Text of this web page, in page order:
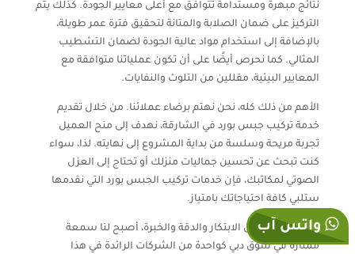
نتائج مبهرة ومستدامة تتوافق مع أعلى معايير الجودة. كذلك يتم
التركيز على ضمان الصلابة والمتانة لتحقيق فترة عمر طويلة،
بالإضافة إلى استخدام مواد عالية الجودة لضمان التشطيب
المثالي. كما نحرص أيضًا على أن تكون عملياتنا متوافقة مع
المعايير البيئية، مقللين من التلوث والنفايات.
الأهم من ذلك كله، نحن نهتم برضاء عملائنا. من خلال تقديم
خدمة تركيب جبس بورد في الشارقة، نهدف إلى منح العميل
تجربة مريحة وسلسة من بداية المشروع إلى نهايته. لذا، سواء
كنت تبحث عن تحسين جماليات منزلك أو تحتاج إلى العزل
الصوتي لمكاتبك، فإن خدمات تركيب الجبس بورد التي نقدمها
ستلبي كافة احتياجاتك بامتياز.
بفضل الجمع بين الابتكار والدقة والخبرة، أصبح لنا سمعة
ممتازة في سوق دبي كواحدة من الشركات الرائدة في هذا
واتس آب